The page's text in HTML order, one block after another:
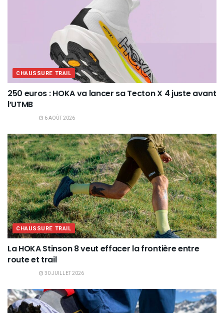
CHAUSSURE TRAIL
250 euros : HOKA va lancer sa Tecton X 4 juste avant
l’UTMB
6 AOÛT 2026
CHAUSSURE TRAIL
La HOKA Stinson 8 veut effacer la frontière entre
route et trail
30 JUILLET 2026